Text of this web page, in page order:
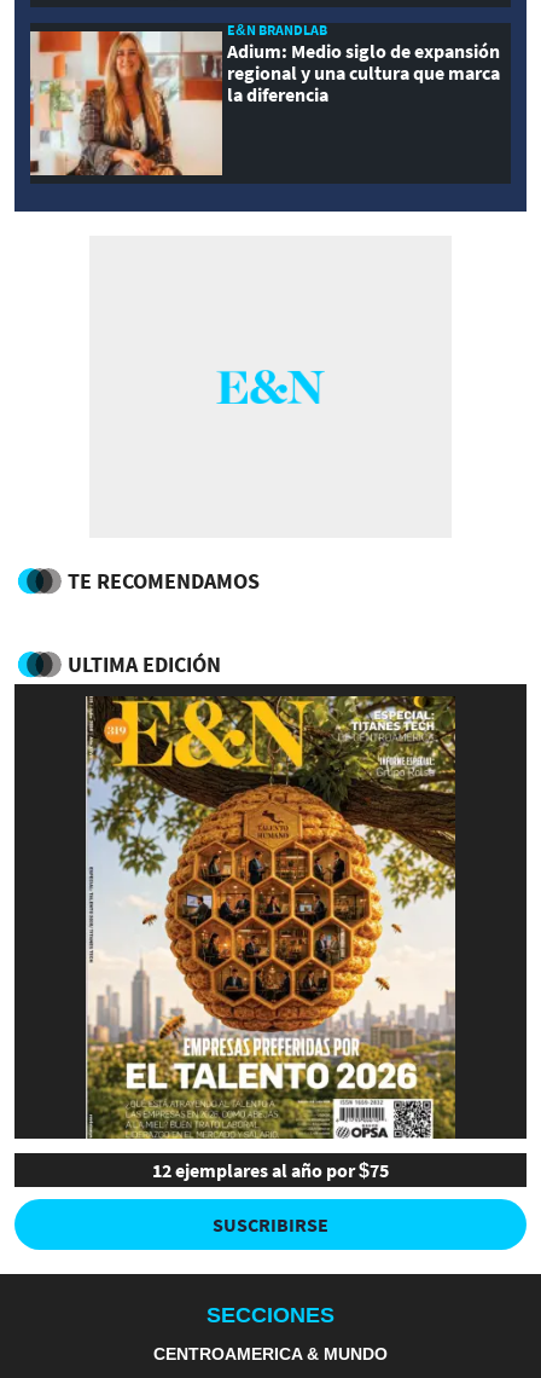
E&N BRANDLAB
Adium: Medio siglo de expansión
regional y una cultura que marca
la diferencia
TE RECOMENDAMOS
ULTIMA EDICIÓN
12 ejemplares al año por $75
SUSCRIBIRSE
SECCIONES
CENTROAMERICA & MUNDO